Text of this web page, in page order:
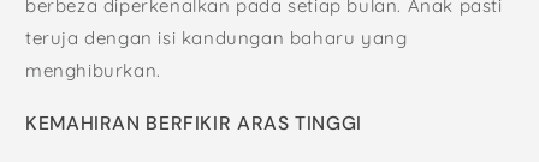
berbeza diperkenalkan pada setiap bulan. Anak pasti
teruja dengan isi kandungan baharu yang
menghiburkan.
KEMAHIRAN BERFIKIR ARAS TINGGI